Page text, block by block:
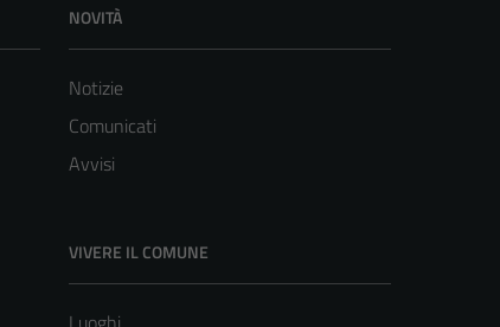
NOVITÀ
Notizie
Comunicati
Avvisi
VIVERE IL COMUNE